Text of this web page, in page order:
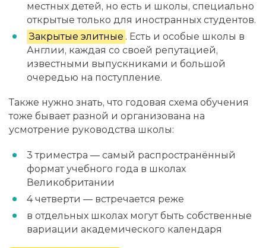
местных детей, но есть и школы, специально
открытые только для иностранных студентов.
Закрытые элитные . Есть и особые школы в
Англии, каждая со своей репутацией,
известными выпускниками и большой
очередью на поступление.
Также нужно знать, что годовая схема обучения
тоже бывает разной и организована на
усмотрение руководства школы:
3 триместра — самый распространённый
формат учебного года в школах
Великобритании
4 четверти — встречается реже
в отдельных школах могут быть собственные
вариации академического календаря